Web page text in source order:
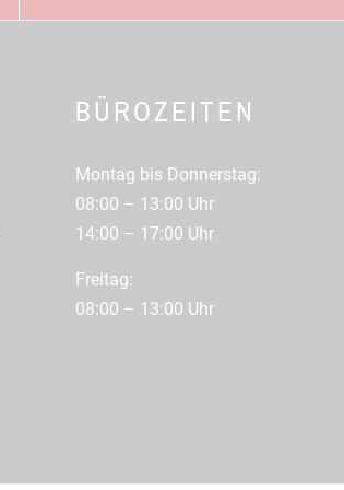
BÜROZEITEN
Montag bis Donnerstag:
08:00 – 13:00 Uhr
14:00 – 17:00 Uhr
Freitag:
08:00 – 13:00 Uhr